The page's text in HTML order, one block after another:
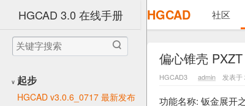
HGCAD 3.0 在线手册
∨ 起步
HGCAD v3.0.6_0717 最新发布